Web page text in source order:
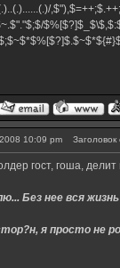
10:09 pm Заголовок
гост, гоша,
Без нее вся
я просто не